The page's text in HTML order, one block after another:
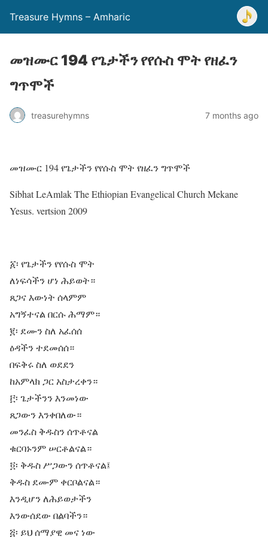
Treasure Hymns – Amharic
መዝሙር 194 የጌታችን የየሱስ ሞት የዘፈን
ግጥሞች
treasurehymns 7 months ago
መዝሙር 194 የጌታችን የየሱስ ሞት የዘፈን ግጥሞች
Sibhat LeAmlak The Ethiopian Evangelical Church Mekane
Yesus. vertsion 2009
፩፡ የጌታችን የየሱስ ሞት
ለነፍሳችን ሆነ ሕይወት።
ጸጋና እውነት ሰላምም
አግኝተናል በርሱ ሕማም።
፪፡ ደሙን ስለ አፈሰሰ
ዕዳችን ተደመሰሰ።
በፍቅሩ ስለ ወደደን
ከአምላክ ጋር አስታረቀን።
፫፡ ጌታችንን እንመነው
ጸጋውን እንቀበለው።
መንፈስ ቅዱስን ሰጥቶናል
ቁርባኑንም ሠርቶልናል።
፬፡ ቅዱስ ሥጋውን ሰጥቶናል፤
ቅዱስ ደሙም ቀርቦልናል።
እንዲሆን ለሕይወታችን
እንውሰደው በልባችን።
፭፡ ይህ ሰማያዊ መና ነው